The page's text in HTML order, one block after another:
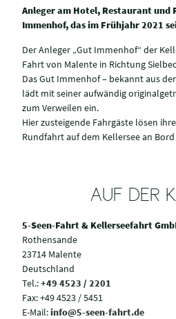
Anleger am Hotel, Restaurant und
Immenhof, das im Frühjahr 2021
Der Anleger „Gut Immenhof“ der
Fahrt von Malente in Richtung
Das Gut Immenhof – bekannt aus
lädt mit seiner aufwändig
zum Verweilen ein.
Hier zusteigende Fahrgäste lösen
Rundfahrt auf dem Kellersee an Bord
AUF DER
5-Seen-Fahrt & Kellerseefahrt
Rothensande
23714 Malente
Deutschland
Tel.:+49 4523 / 2201
Fax:+49 4523 / 5451
E-Mail:info@5-seen-fahrt.de